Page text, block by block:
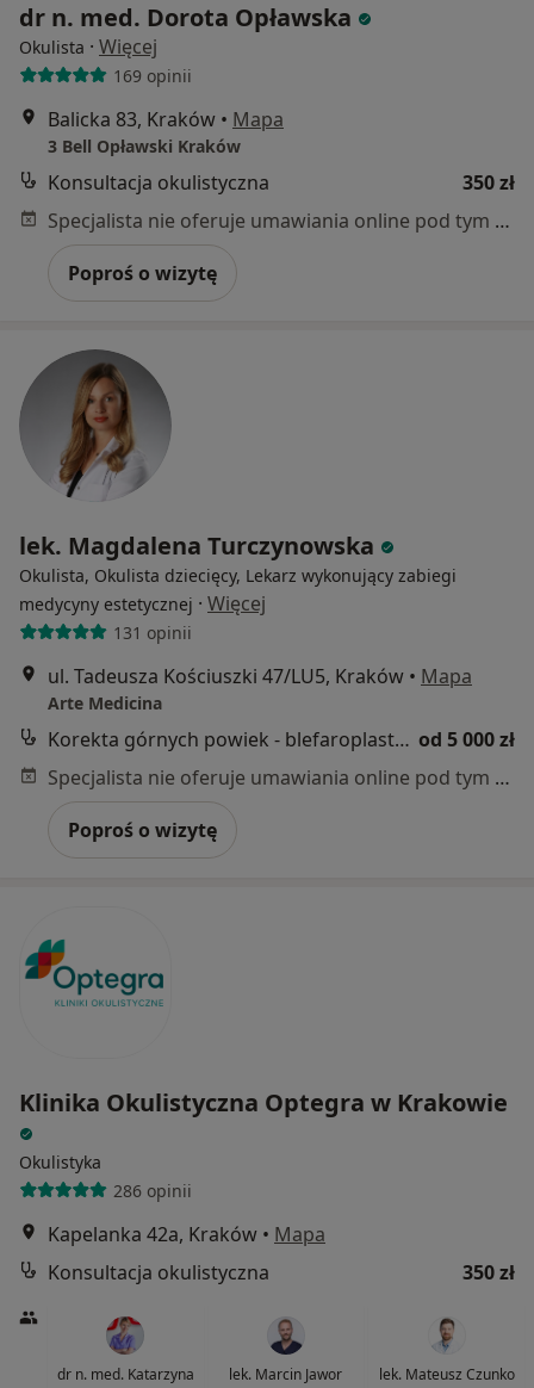
dr n. med. Dorota Opławska
Okulista · Więcej
169 opinii
Balicka 83, Kraków • Mapa
3 Bell Opławski Kraków
Konsultacja okulistyczna
350 zł
Specjalista nie oferuje umawiania online pod tym adresem.
Poproś o wizytę
lek. Magdalena Turczynowska
Okulista, Okulista dziecięcy, Lekarz wykonujący zabiegi
medycyny estetycznej · Więcej
131 opinii
ul. Tadeusza Kościuszki 47/LU5, Kraków • Mapa
Arte Medicina
Korekta górnych powiek - blefaroplastyka od 5 000 zł
Specjalista nie oferuje umawiania online pod tym adresem.
Poproś o wizytę
Klinika Okulistyczna Optegra w Krakowie
Okulistyka
286 opinii
Kapelanka 42a, Kraków • Mapa
Konsultacja okulistyczna
350 zł
dr n. med. Katarzyna
lek. Marcin Jawor
lek. Mateusz Czunko